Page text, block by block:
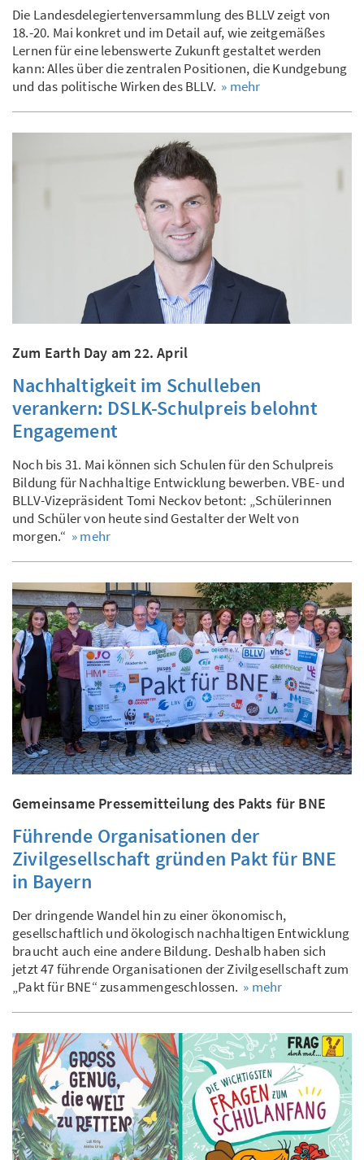
Die Landesdelegiertenversammlung des BLLV zeigt von
18.-20. Mai konkret und im Detail auf, wie zeitgemäßes
Lernen für eine lebenswerte Zukunft gestaltet werden
kann: Alles über die zentralen Positionen, die Kundgebung
und das politische Wirken des BLLV. » mehr
Zum Earth Day am 22. April
Nachhaltigkeit im Schulleben
verankern: DSLK-Schulpreis belohnt
Engagement
Noch bis 31. Mai können sich Schulen für den Schulpreis
Bildung für Nachhaltige Entwicklung bewerben. VBE- und
BLLV-Vizepräsident Tomi Neckov betont: „Schülerinnen
und Schüler von heute sind Gestalter der Welt von
morgen.“ » mehr
Gemeinsame Pressemitteilung des Pakts für BNE
Führende Organisationen der
Zivilgesellschaft gründen Pakt für BNE
in Bayern
Der dringende Wandel hin zu einer ökonomisch,
gesellschaftlich und ökologisch nachhaltigen Entwicklung
braucht auch eine andere Bildung. Deshalb haben sich
jetzt 47 führende Organisationen der Zivilgesellschaft zum
„Pakt für BNE“ zusammengeschlossen. » mehr